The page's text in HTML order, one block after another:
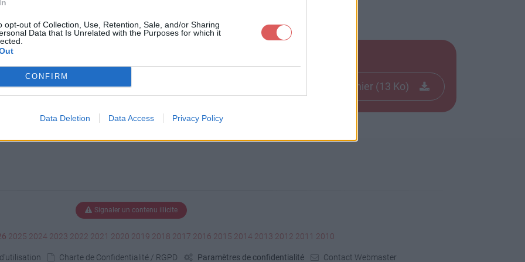
opt-out of Collection, Use, Retention, Sale, and/or Sharing
Data that Is Unrelated with the Purposes for which it
CONFIRM
Data Deletion Data Access Privacy Policy
Télécharger le fichier (13 Ko)
Signaler un contenu illicite
2025 2024 2023 2022 2021 2020 2019 2018 2017 2016 2015 2014 2013 2012 2011 2010
Charte de Confidentialité / RGPD Paramètres de confidentialité Contact Webmaster